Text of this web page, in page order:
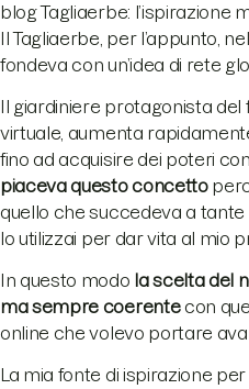
blog Tagliaerbe: l’ispirazione
Il Tagliaerbe, per l’appunto,
fondeva con un’idea di rete
Il giardiniere protagonista
virtuale, aumenta
fino ad acquisire dei poteri
piaceva questo concetto
quello che succedeva a
lo utilizzai per dar vita al mio
In questo modo la scelta del
ma sempre coerentecon
online che volevo portare
La mia fonte di ispirazione